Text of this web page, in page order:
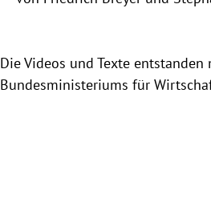
Die Videos und Texte
Bundesministeriums für